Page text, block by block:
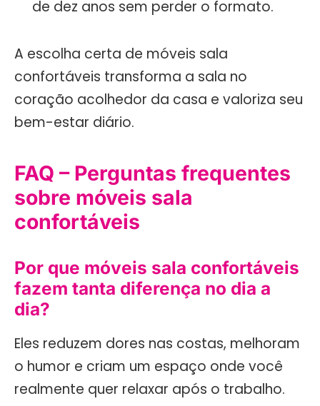
de dez anos sem perder o formato.
A escolha certa de móveis sala
confortáveis transforma a sala no
coração acolhedor da casa e valoriza seu
bem-estar diário.
FAQ – Perguntas frequentes
sobre móveis sala
confortáveis
Por que móveis sala confortáveis
fazem tanta diferença no dia a
dia?
Eles reduzem dores nas costas, melhoram
o humor e criam um espaço onde você
realmente quer relaxar após o trabalho.